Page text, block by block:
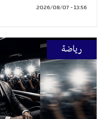
13:56 - 2026/08/07
رياضة